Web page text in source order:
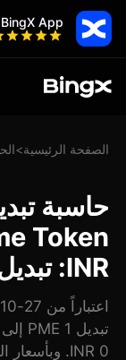
BingX App
الصفحة الرئيسية>
Token
INR: تبديل PME إلى INR